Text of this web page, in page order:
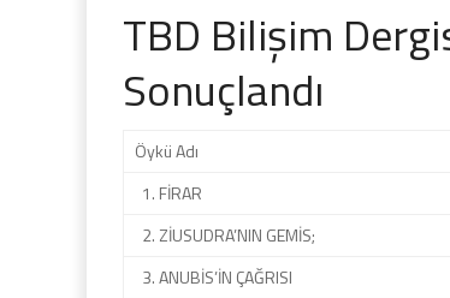
TBD Bilişim
Sonuçlandı
Öykü Adı
1. FİRAR
2. ZİUSUDRA’NIN GEMİS;
3. ANUBİS’İN ÇAĞRISI